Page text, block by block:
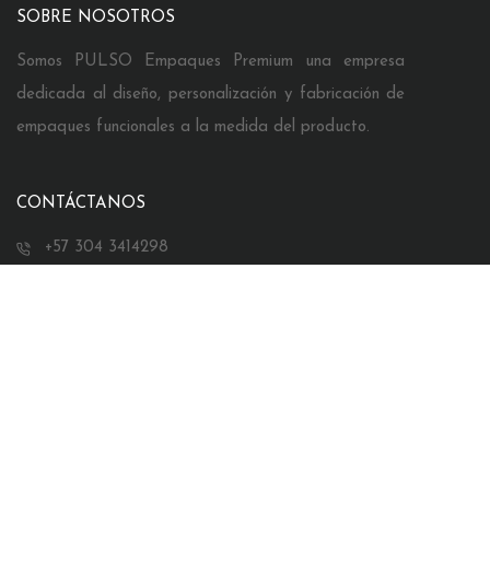
SOBRE NOSOTROS
Somos PULSO Empaques Premium una empresa
dedicada al diseño, personalización y fabricación de
empaques funcionales a la medida del producto.
CONTÁCTANOS
+57 304 3414298